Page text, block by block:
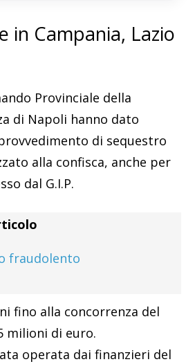
in Campania, Lazio
Provinciale della
di Napoli hanno dato
di sequestro
alla confisca, anche per
dal G.I.P.
fraudolento
fino alla concorrenza del
milioni di euro.
operata dai finanzieri del